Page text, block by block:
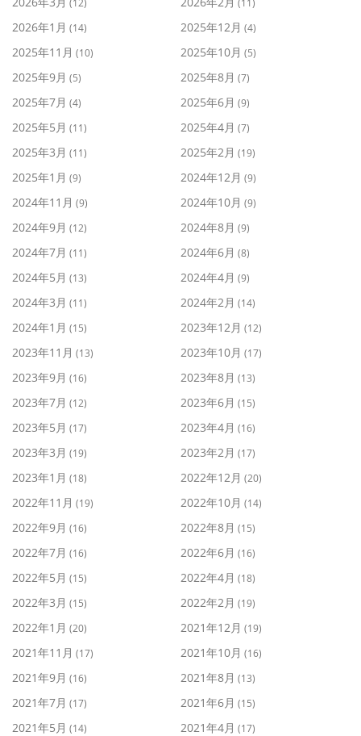
2026年1月 (14) 2025年12月 (4)
2025年11月 (10) 2025年10月 (5)
2025年9月 (5) 2025年8月 (7)
2025年7月 (4) 2025年6月 (9)
2025年5月 (11) 2025年4月 (7)
2025年3月 (11) 2025年2月 (19)
2025年1月 (9) 2024年12月 (9)
2024年11月 (9) 2024年10月 (9)
2024年9月 (12) 2024年8月 (9)
2024年7月 (11) 2024年6月 (8)
2024年5月 (13) 2024年4月 (9)
2024年3月 (11) 2024年2月 (14)
2024年1月 (15) 2023年12月 (12)
2023年11月 (13) 2023年10月 (17)
2023年9月 (16) 2023年8月 (13)
2023年7月 (12) 2023年6月 (15)
2023年5月 (17) 2023年4月 (16)
2023年3月 (19) 2023年2月 (17)
2023年1月 (18) 2022年12月 (20)
2022年11月 (19) 2022年10月 (14)
2022年9月 (16) 2022年8月 (15)
2022年7月 (16) 2022年6月 (16)
2022年5月 (15) 2022年4月 (18)
2022年3月 (15) 2022年2月 (19)
2022年1月 (20) 2021年12月 (19)
2021年11月 (17) 2021年10月 (16)
2021年9月 (16) 2021年8月 (13)
2021年7月 (17) 2021年6月 (15)
2021年5月 (14) 2021年4月 (17)